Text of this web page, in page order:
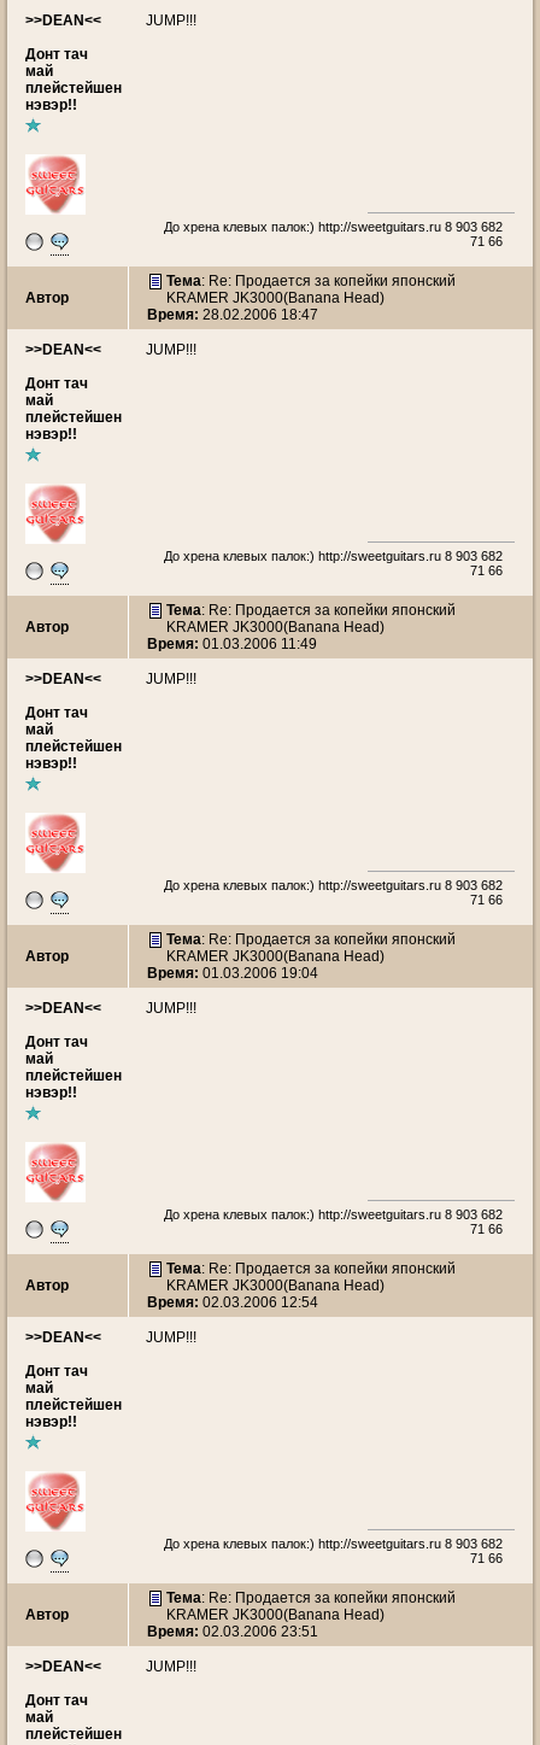
>>DEAN<<
Донт тач
май
плейстейшен
нэвэр!!
JUMP!!!
До хрена клевых палок:) http://sweetguitars.ru 8 903 682
71 66
Автор
Тема: Re: Продается за копейки японский
KRAMER JK3000(Banana Head)
Время: 28.02.2006 18:47
>>DEAN<<
Донт тач
май
плейстейшен
нэвэр!!
JUMP!!!
До хрена клевых палок:) http://sweetguitars.ru 8 903 682
71 66
Автор
Тема: Re: Продается за копейки японский
KRAMER JK3000(Banana Head)
Время: 01.03.2006 11:49
>>DEAN<<
Донт тач
май
плейстейшен
нэвэр!!
JUMP!!!
До хрена клевых палок:) http://sweetguitars.ru 8 903 682
71 66
Автор
Тема: Re: Продается за копейки японский
KRAMER JK3000(Banana Head)
Время: 01.03.2006 19:04
>>DEAN<<
Донт тач
май
плейстейшен
нэвэр!!
JUMP!!!
До хрена клевых палок:) http://sweetguitars.ru 8 903 682
71 66
Автор
Тема: Re: Продается за копейки японский
KRAMER JK3000(Banana Head)
Время: 02.03.2006 12:54
>>DEAN<<
Донт тач
май
плейстейшен
нэвэр!!
JUMP!!!
До хрена клевых палок:) http://sweetguitars.ru 8 903 682
71 66
Автор
Тема: Re: Продается за копейки японский
KRAMER JK3000(Banana Head)
Время: 02.03.2006 23:51
>>DEAN<<
Донт тач
май
плейстейшен
JUMP!!!